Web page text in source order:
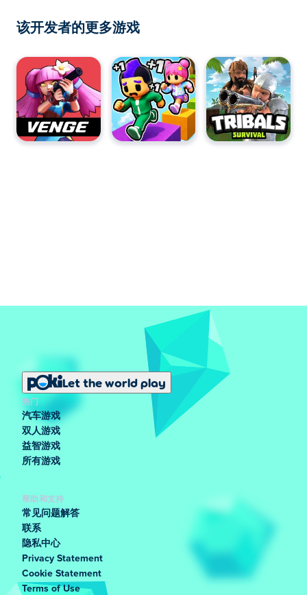
该开发者的更多游戏
Let the world play
热门
汽车游戏
双人游戏
益智游戏
所有游戏
帮助和支持
常见问题解答
联系
隐私中心
Privacy Statement
Cookie Statement
Terms of Use